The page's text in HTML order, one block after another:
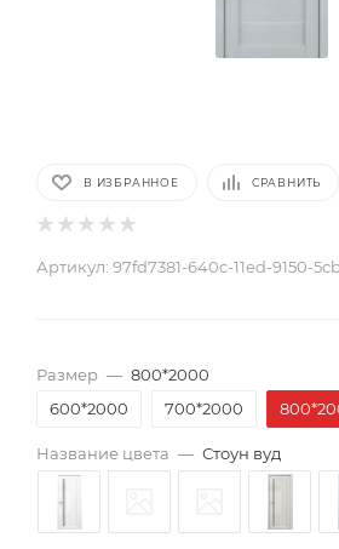
В ИЗБРАННОЕ СРАВНИТЬ
Артикул: 97fd7381-640c-11ed-9150-
Размер — 800*2000
600*2000
700*2000
Название цвета — Стоун вуд